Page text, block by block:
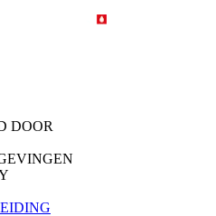
DOOR